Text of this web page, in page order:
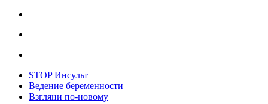
STOP Инсульт
Ведение беременности
Взгляни по-новому